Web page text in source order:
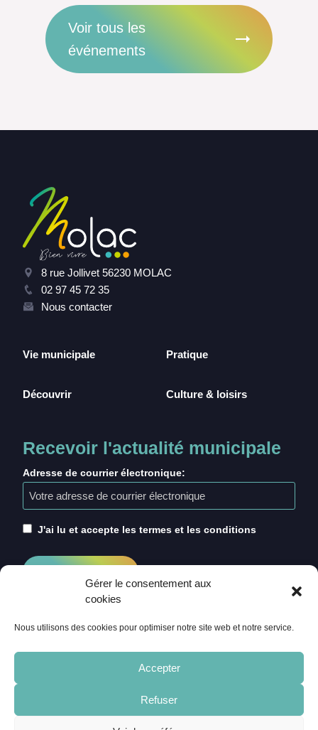
Gérer le consentement aux
cookies
Nous utilisons des cookies pour optimiser notre site web et notre service.
Accepter
Refuser
Voir tous les
événements
8 rue Jollivet 56230 MOLAC
02 97 45 72 35
Nous contacter
Vie municipale
Découvrir
Pratique
Culture & loisirs
Recevoir l'actualité municipale
Adresse de courrier électronique:
J'ai lu et accepte les termes et les conditions
CRÉDITS
MENTIONS LÉGALES